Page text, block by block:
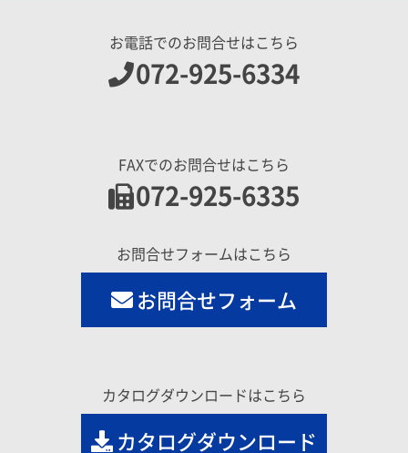
お電話でのお問合せはこちら
072-925-6334
FAXでのお問合せはこちら
072-925-6335
お問合せフォームはこちら
お問合せフォーム
カタログダウンロードはこちら
カタログダウンロード